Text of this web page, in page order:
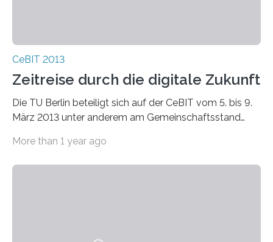
CeBIT 2013
Zeitreise durch die digitale Zukunft
Die TU Berlin beteiligt sich auf der CeBIT vom 5. bis 9.
März 2013 unter anderem am Gemeinschaftsstand
More than 1 year ago